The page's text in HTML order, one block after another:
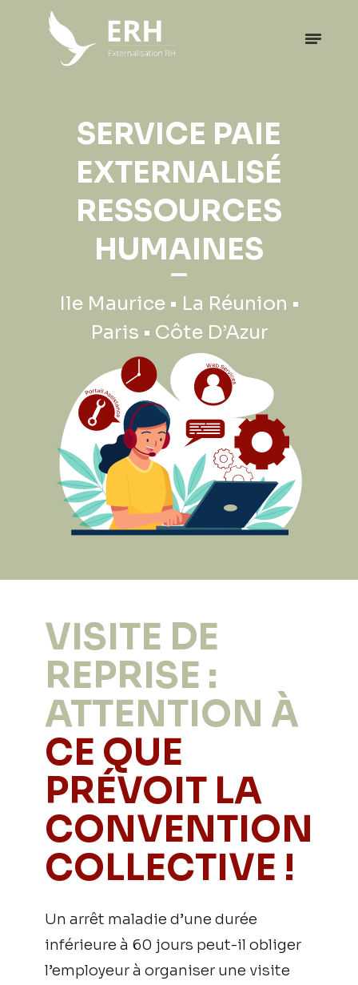
SERVICE PAIE
EXTERNALISÉ
RESSOURCES
HUMAINES
Ile Maurice • La Réunion •
Paris • Côte D’Azur
EXPATRIATION
PROFESSIONNELLE
Ile Maurice • La Réunion •
Paris • Côte D’Azur
VISITE DE
REPRISE :
ATTENTION À
CE QUE
PRÉVOIT LA
CONVENTION
COLLECTIVE !
Un arrêt maladie d’une durée
inférieure à 60 jours peut-il obliger
l’employeur à organiser une visite